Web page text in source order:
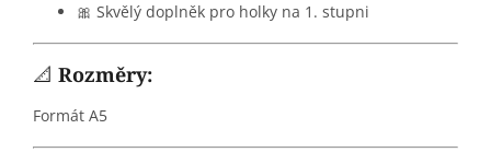
🎀 Skvělý doplněk pro holky na 1. stupni
📐 Rozměry:
Formát A5